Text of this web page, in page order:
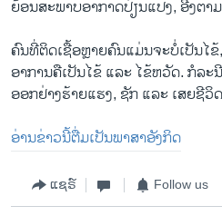
ຍ້ອນສະພາບອາກາດປ່ຽນແປງ, ອີງຕາ
ຄົນທີ່ຕິດເຊື້ອຫຼາຍຄົນແມ່ນຈະບໍ່ເປັນໄ
ອາການຄືເປັນໄຂ້ ແລະ ໄຂ້ຫວັດ. ກໍລ
ອອກຢ່າງຮ້າຍແຮງ, ຊັກ ແລະ ເສຍຊີວິ
ອ່ານ​ຂ່າວນີ້​ຕື່ມ​ເປັນ​ພາ​ສາ​ອັງ​ກິດ
ແຊຣ໌ Follow us